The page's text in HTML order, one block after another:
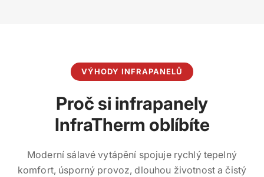
VÝHODY INFRAPANELŮ
Proč si infrapanely
InfraTherm oblíbíte
Moderní sálavé vytápění spojuje rychlý tepelný
komfort, úsporný provoz, dlouhou životnost a čistý